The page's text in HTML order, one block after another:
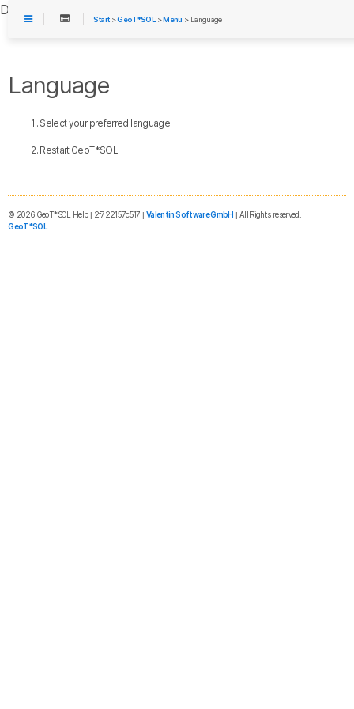
Das ist jetzt als *.valentin-software.co
Start>GeoT*SOL >Menu > Language
Language
Select your preferred language.
Restart GeoT*SOL.
© 2026 GeoT*SOL Help | 2f722157c517 | Valentin Software GmbH | All Rights reserved.
GeoT*SOL